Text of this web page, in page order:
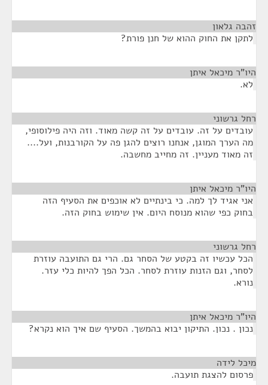
זהבה גלאון
לתקן את החוק ההוא של חנן פורת?
היו"ר מיכאל איתן
לא.
רחל גרשוני
עובדים על זה. עובדים על זה קשה מאוד. וזה היה פילוסופי,
מה הערך המוגן, אנחנו רוצים להגן פה על הקורבנות, ועל....
זה מאוד מעניין. זה מחייב מחשבה.
היו"ר מיכאל איתן
אני אגיד לך למה. כי בינתיים לא אוכפים את הסעיף הזה
בחוק כפי שהוא מנוסח היום. אין שימוש בחוק הזה.
רחל גרשוני
הכל עכשיו זה בקטע של הסחר גם. הרי גם התועבה עוזרת
לסחר, וגם הזנות עוזרת לסחר. הכל הפך להיות כלי עזר.
נורא.
היו"ר מיכאל איתן
נכון . נכון. התיקון יבוא בהמשך. הסעיף שם איך הוא נקרא?
מיכל לידה
פרסום להצגת תועבה.